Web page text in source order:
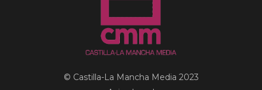
© Castilla-La Mancha Media 2023